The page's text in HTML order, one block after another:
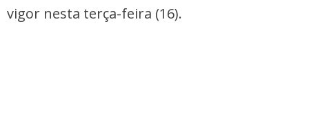
vigor nesta terça-feira (16).